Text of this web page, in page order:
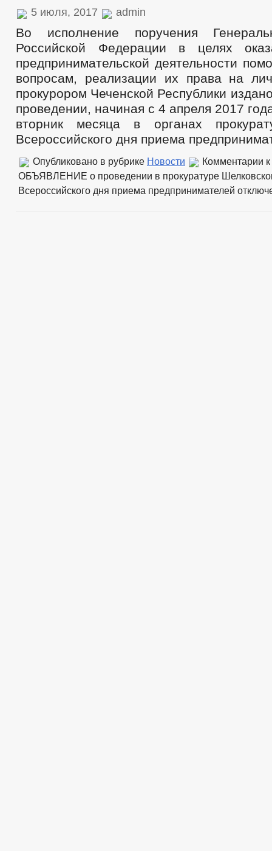
5 июля, 2017 admin
Во исполнение поручения
Российской Федерации в целях
предпринимательской деятельности
вопросам, реализации их права на
прокурором Чеченской Республики
проведении, начиная с 4 апреля 2017
вторник месяца в органах
Всероссийского дня приема
Опубликовано в рубрике Новости Комментарии
ОБЪЯВЛЕНИЕ о проведении в прокуратуре
Всероссийского дня приема предпринимателей